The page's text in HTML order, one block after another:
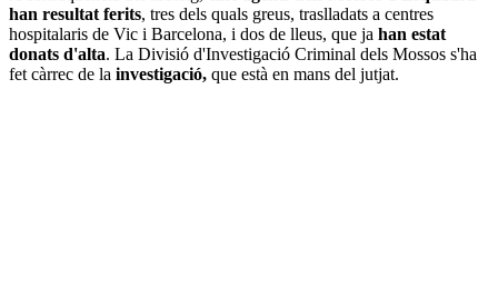
han resultat ferits, tres dels quals greus, traslladats a centres
hospitalaris de Vic i Barcelona, i dos de lleus, que ja han estat
donats d'alta. La Divisió d'Investigació Criminal dels Mossos s'ha
fet càrrec de la investigació, que està en mans del jutjat.